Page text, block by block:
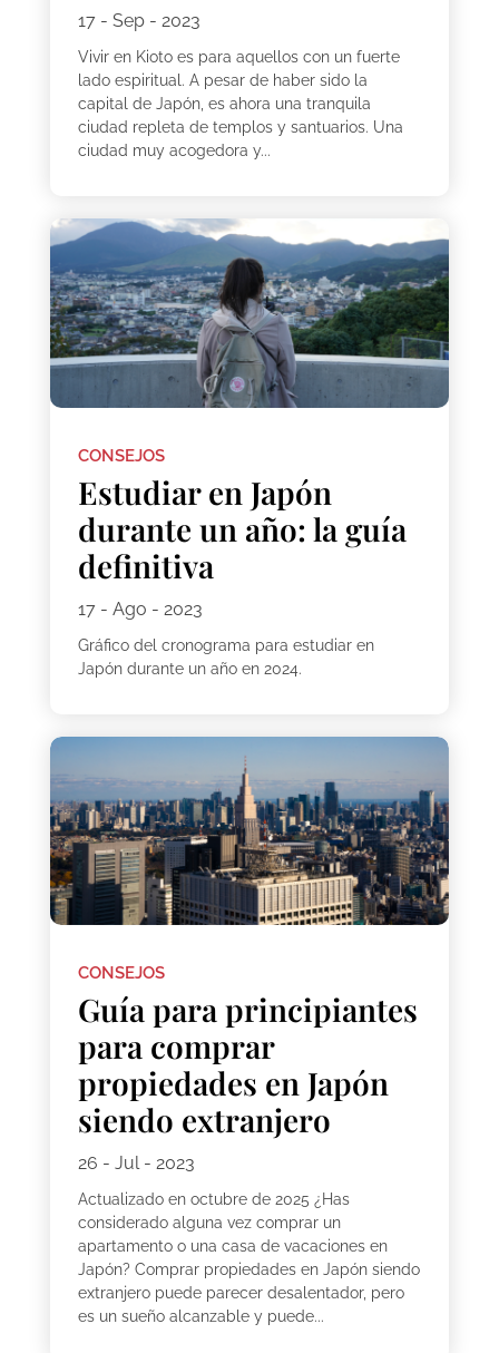
17 - Sep - 2023
Vivir en Kioto es para aquellos con un fuerte
lado espiritual. A pesar de haber sido la
capital de Japón, es ahora una tranquila
ciudad repleta de templos y santuarios. Una
ciudad muy acogedora y...
CONSEJOS
Estudiar en Japón
durante un año: la guía
definitiva
17 - Ago - 2023
Gráfico del cronograma para estudiar en
Japón durante un año en 2024.
CONSEJOS
Guía para principiantes
para comprar
propiedades en Japón
siendo extranjero
26 - Jul - 2023
Actualizado en octubre de 2025 ¿Has
considerado alguna vez comprar un
apartamento o una casa de vacaciones en
Japón? Comprar propiedades en Japón siendo
extranjero puede parecer desalentador, pero
es un sueño alcanzable y puede...